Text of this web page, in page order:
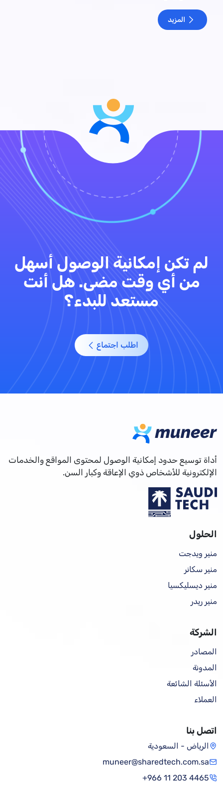
المزيد
لم تكن إمكانية الوصول أسهل
من أي وقت مضى. هل أنت
مستعد للبدء؟
اطلب اجتماع
أداة توسيع حدود إمكانية الوصول لمحتوى المواقع والخدمات
الإلكترونية للأشخاص ذوي الإعاقة وكبار السن.
الحلول
منير ويدجت
منير سكانر
منير ديسليكسيا
منير ريدر
الشركة
المصادر
المدونة
الأسئلة الشائعة
العملاء
اتصل بنا
الرياض - السعودية
muneer@sharedtech.com.sa
+966 11 203 4465